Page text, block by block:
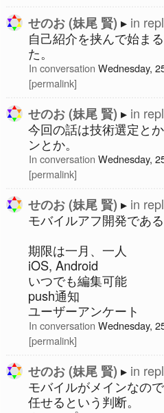
せのお (妹尾 賢)
in
自己紹介を挟んで始ま
た。
In conversation Wednesday,
permalink
せのお (妹尾 賢)
in
今回の話は技術選定と
ンとか。
In conversation Wednesday,
permalink
せのお (妹尾 賢)
in
モバイルアフ開発であ
期限は一月、一人
iOS, Android
いつでも編集可能
push通知
ユーザーアンケート
In conversation Wednesday,
permalink
せのお (妹尾 賢)
in
モバイルがメインなの
任せるという判断。